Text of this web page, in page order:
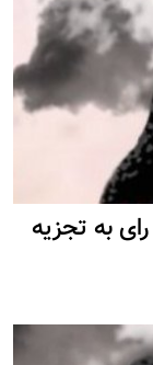
از 10 هزار و 91 رای، 7 هزار و 271 رای به تجزیه